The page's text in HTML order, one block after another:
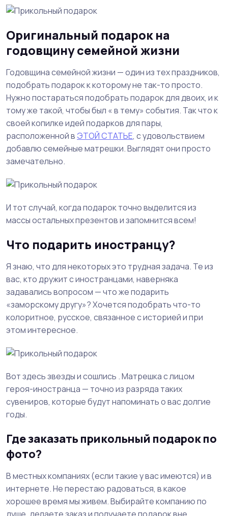
Оригинальный подарок на
годовщину семейной жизни
Годовщина семейной жизни — один из тех праздников,
подобрать подарок к которому не так-то просто.
Нужно постараться подобрать подарок для двоих, и к
тому же такой, чтобы был « в тему» события. Так что к
своей копилке идей подарков для пары,
расположенной в ЭТОЙ СТАТЬЕ, с удовольствием
добавлю семейные матрешки. Выглядят они просто
замечательно.
И тот случай, когда подарок точно выделится из
массы остальных презентов и запомнится всем!
Что подарить иностранцу?
Я знаю, что для некоторых это трудная задача. Те из
вас, кто дружит с иностранцами, наверняка
задавались вопросом — что же подарить
«заморскому другу»? Хочется подобрать что-то
колоритное, русское, связанное с историей и при
этом интересное.
Вот здесь звезды и сошлись . Матрешка с лицом
героя-иностранца — точно из разряда таких
сувениров, которые будут напоминать о вас долгие
годы.
Где заказать прикольный подарок по
фото?
В местных компаниях (если такие у вас имеются) и в
интернете. Не перестаю радоваться, в какое
хорошее время мы живем. Выбирайте компанию по